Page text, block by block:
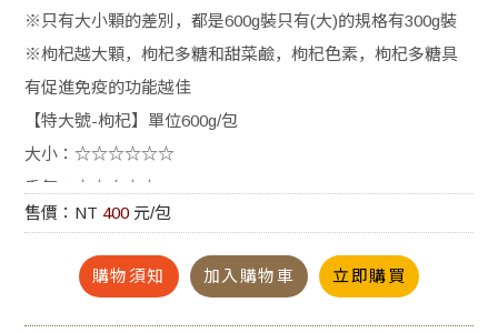
※只有大小顆的差別，都是600g裝只有(大)的規格有300g裝
※枸杞越大顆，枸杞多糖和甜菜鹼，枸杞色素，枸杞多糖具
有促進免疫的功能越佳
【特大號-枸杞】單位600g/包
大小：☆☆☆☆☆☆
香氣：☆☆☆☆☆
甜度：☆☆☆☆☆
寧夏枸杞 聞名天下 天然生機 果粒飽滿 清香甘甜 果肉軟Ｑ
售價：NT 400 元/包
購物須知 加入購物車 立即購買